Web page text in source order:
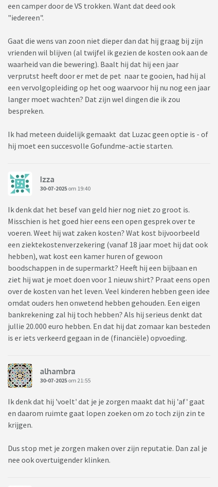
een camper door de VS trokken. Want dat deed ook
"iedereen".
Gaat die wens van zoon niet dieper dan dat hij graag bij zijn
vrienden wil blijven (al twijfel ik gezien de kosten ook aan de
waarheid van die bewering). Baalt hij dat hij een jaar
verprutst heeft door er met de pet naar te gooien, had hij al
een vervolgopleiding op het oog waarvoor hij nu nog een jaar
langer moet wachten? Dat zijn wel dingen die ik zou
bespreken.
Ik had meteen duidelijk gemaakt dat Luzac geen optie is - of
hij moet een succesvolle Gofundme-actie starten.
Izza
30-07-2025 om 19:40
Ik denk dat het besef van geld hier nog niet zo groot is.
Misschien is het goed hier eens een open gesprek over te
voeren. Weet hij wat zaken kosten? Wat kost bijvoorbeeld
een ziektekostenverzekering (vanaf 18 jaar moet hij dat ook
hebben), wat kost een kamer huren of gewoon
boodschappen in de supermarkt? Heeft hij een bijbaan en
ziet hij wat je moet doen voor 1 nieuw shirt? Praat eens open
over de kosten van het leven. Veel kinderen hebben geen idee
omdat ouders hen onwetend hebben gehouden. Een eigen
bankrekening zal hij toch hebben? Als hij serieus denkt dat
jullie 20.000 euro hebben. En dat hij dat zomaar kan besteden
is er iets verkeerd gegaan in de (financiële) opvoeding.
alhambra
30-07-2025 om 21:55
Ik denk dat hij 'voelt' dat je je zorgen maakt dat hij 'af' gaat
en daarom ruimte gaat lopen zoeken om zo toch zijn zin te
krijgen.
Dus stop met je zorgen maken over zijn reputatie. Dan zal je
nee ook overtuigender klinken.